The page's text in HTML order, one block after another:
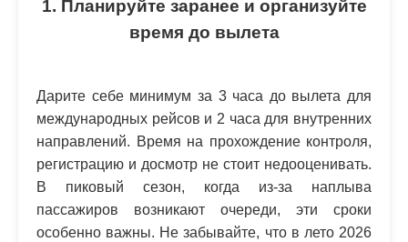
1. Планируйте заранее и организуйте
время до вылета
Дарите себе минимум за 3 часа до вылета для
международных рейсов и 2 часа для внутренних
направлений. Время на прохождение контроля,
регистрацию и досмотр не стоит недооценивать.
В пиковый сезон, когда из-за наплыва
пассажиров возникают очереди, эти сроки
особенно важны. Не забывайте, что в лето 2026